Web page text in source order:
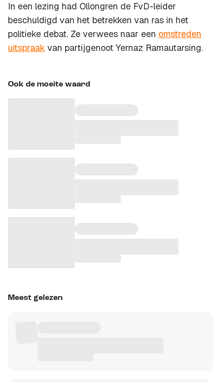
In een lezing had Ollongren de FvD-leider
beschuldigd van het betrekken van ras in het
politieke debat. Ze verwees naar een omstreden
uitspraak van partijgenoot Yernaz Ramautarsing.
Ook de moeite waard
Meest gelezen